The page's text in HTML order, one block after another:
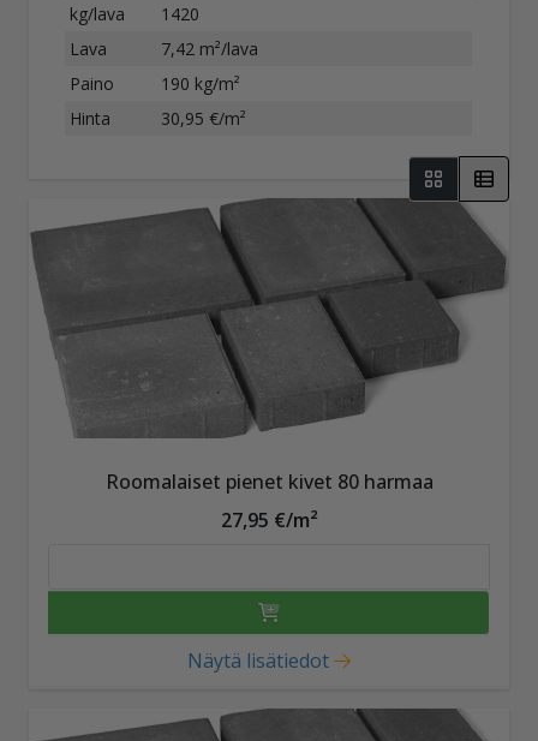
kg/lava
1420
Lava
7,42 m²/lava
Paino
190 kg/m²
Hinta
30,95 €/m²
Roomalaiset pienet kivet 80 harmaa
27,95 €/m²
Näytä lisätiedot